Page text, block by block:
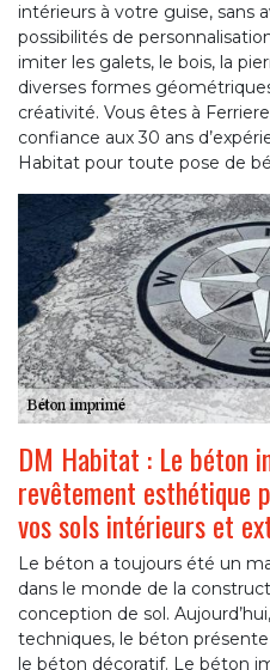
intérieurs à votre guise, sans
possibilités de
imiter les galets, le bois, la
diverses formes
créativité. Vous êtes à
confiance aux 30 ans
Habitat pour toute pose de
DM Habitat : Le béton
revêtement esthétique
vos sols intérieurs et
Le béton a toujours été un
dans le monde de la
conception de sol.
techniques, le béton
le béton décoratif. Le béton